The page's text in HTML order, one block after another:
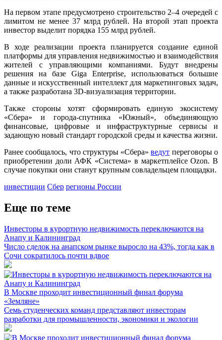
На первом этапе предусмотрено строительство 2–4 очередей с
лимитом не менее 37 млрд рублей. На второй этап проекта
инвестор выделит порядка 155 млрд рублей.
В ходе реализации проекта планируется создание единой
платформы для управления недвижимостью и взаимодействия
жителей с управляющими компаниями. Будут внедрены
решения на базе Giga Enterprise, использоваться большие
данные и искусственный интеллект для маркетинговых задач,
а также разработана 3D-визуализация территории.
Также стороны хотят сформировать единую экосистему
«Сбера» и города-спутника «Южный», объединяющую
финансовые, цифровые и инфраструктурные сервисы и
задающую новый стандарт городской среды и качества жизни.
Ранее сообщалось, что структуры «Сбера»ведут переговоры о
приобретении доли АФК «Система» в маркетплейсе Ozon. В
случае покупки они станут крупным совладельцем площадки.
инвестиции Сбер регионы России
Еще по теме
Инвесторы в курортную недвижимость переключаются на
Анапу и Калининград
Число сделок на анапском рынке выросло на 43%, тогда как в
Сочи сократилось почти вдвое
В Москве проходит инвестиционный финал форума
«Земляне»
Семь студенческих команд представляют инвесторам
разработки для промышленности, экономики и экологии